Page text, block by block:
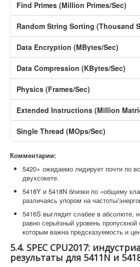
Find Primes (Million Primes/Sec)
Random String Sorting (Thousand
Data Encryption (MBytes/Sec)
Data Compression (KBytes/Sec)
Physics (Frames/Sec)
Extended Instructions (Million
Single Thread (MOps/Sec)
Комментарии:
5420+ ожидаемо лидирует почти по
двухсокете.
5418Y и 5418N близки по «общему
различаясь упором на частоты/
5416S выглядит слабее в абсолюте,
равно серьёзный уровень
которым важна предсказуемость и
5.4. SPEC CPU2017:
результаты для 5411N и